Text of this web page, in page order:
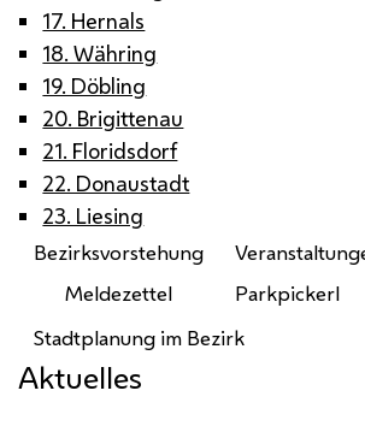
17. Hernals
18. Währing
19. Döbling
20. Brigittenau
21. Floridsdorf
22. Donaustadt
23. Liesing
Bezirksvorstehung
Meldezettel
Parkpickerl
Stadtplanung im Bezirk
Aktuelles